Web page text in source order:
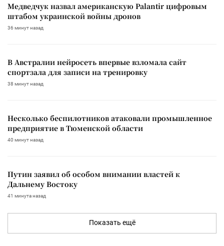
Медведчук назвал американскую Palantir цифровым
штабом украинской войны дронов
36 минут назад
В Австралии нейросеть впервые взломала сайт
спортзала для записи на тренировку
38 минут назад
Несколько беспилотников атаковали промышленное
предприятие в Тюменской области
40 минут назад
Путин заявил об особом внимании властей к
Дальнему Востоку
41 минута назад
Показать ещё